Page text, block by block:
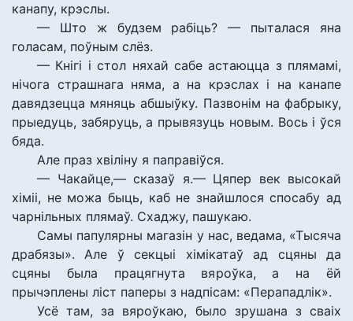
канапу, крэслы.
— Што ж будзем рабіць? — пыталася яна
голасам, поўным слёз.
— Кнігі і стол няхай сабе астаюцца з плямамі,
нічога страшнага няма, а на крэслах і на канапе
давядзецца мяняць абшыўку. Пазвонім на фабрыку,
прыедуць, забяруць, а прывязуць новым. Вось і ўся
бяда.
Але праз хвіліну я паправіўся.
— Чакайце,— сказаў я.— Цяпер век высокай
хіміі, не можа быць, каб не знайшлося спосабу ад
чарнільных плямаў. Схаджу, пашукаю.
Самы папулярны магазін у нас, ведама, «Тысяча
драбязы». Але ў секцыі хімікатаў ад сцяны да
сцяны была працягнута вяроўка, а на ёй
прычэплены ліст паперы з надпісам: «Перападлік».
Усё там, за вяроўкаю, было зрушана з сваіх